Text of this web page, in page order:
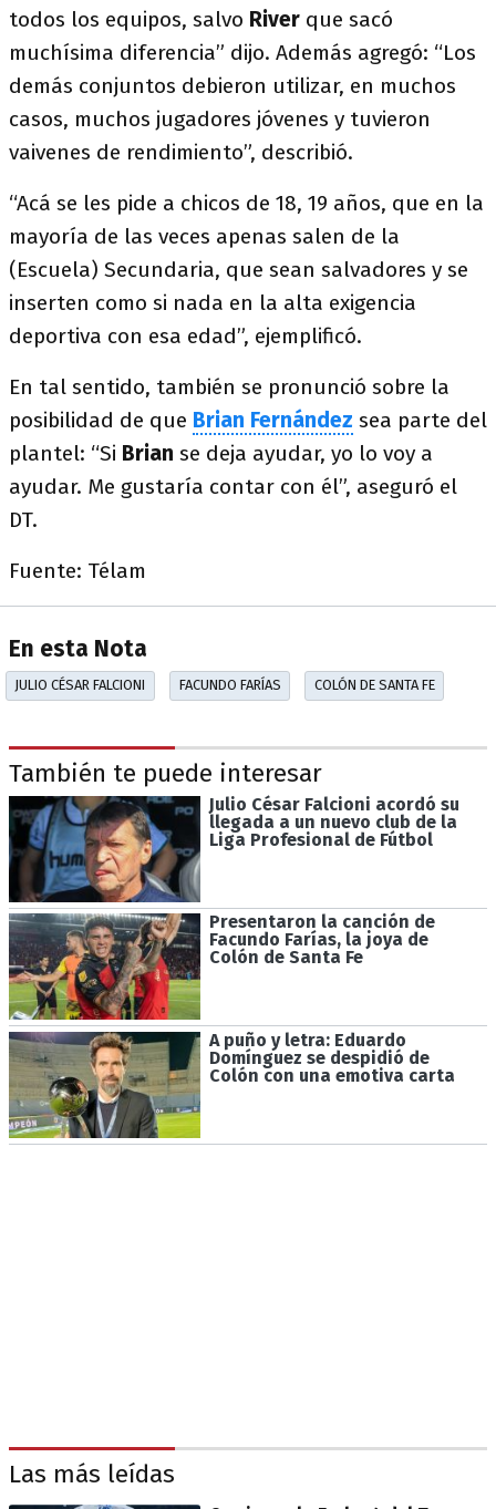
todos los equipos, salvo River que sacó
muchísima diferencia” dijo. Además agregó: “Los
demás conjuntos debieron utilizar, en muchos
casos, muchos jugadores jóvenes y tuvieron
vaivenes de rendimiento”, describió.
“Acá se les pide a chicos de 18, 19 años, que en la
mayoría de las veces apenas salen de la
(Escuela) Secundaria, que sean salvadores y se
inserten como si nada en la alta exigencia
deportiva con esa edad”, ejemplificó.
En tal sentido, también se pronunció sobre la
posibilidad de que Brian Fernández sea parte del
plantel: “Si Brian se deja ayudar, yo lo voy a
ayudar. Me gustaría contar con él”, aseguró el
DT.
Fuente: Télam
En esta Nota
JULIO CÉSAR FALCIONI FACUNDO FARÍAS COLÓN DE SANTA FE
También te puede interesar
Julio César Falcioni acordó su
llegada a un nuevo club de la
Liga Profesional de Fútbol
Presentaron la canción de
Facundo Farías, la joya de
Colón de Santa Fe
A puño y letra: Eduardo
Domínguez se despidió de
Colón con una emotiva carta
Las más leídas